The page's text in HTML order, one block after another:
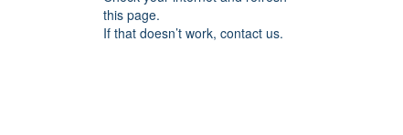
this page.
If that doesn’t work, contact us.